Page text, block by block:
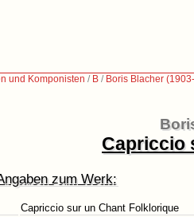
und Komponisten / B / Boris Blacher
Capriccio
zum Werk:
Capriccio sur un Chant Folklorique